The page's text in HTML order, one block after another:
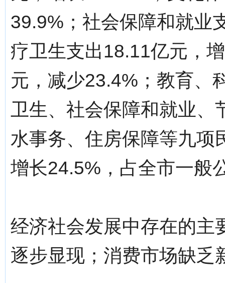
39.9%；社会保障和就业
疗卫生支出18.11亿元，
元，减少23.4%；教育、
卫生、社会保障和就业、
水事务、住房保障等九项
增长24.5%，占全市一般
经济社会发展中存在的主
逐步显现；消费市场缺乏